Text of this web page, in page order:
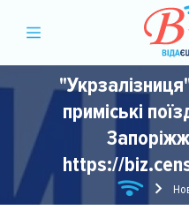
приміські
https://